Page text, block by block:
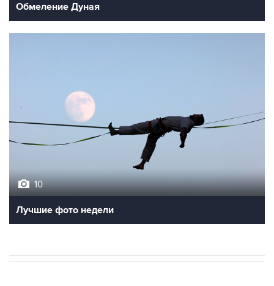
Обмеление Дуная
10
Лучшие фото недели